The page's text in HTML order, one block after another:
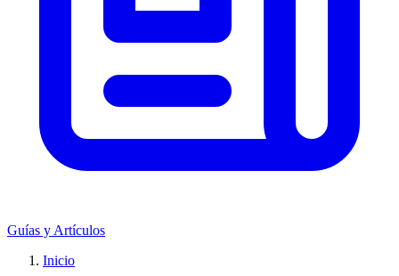
Guías y Artículos
Inicio